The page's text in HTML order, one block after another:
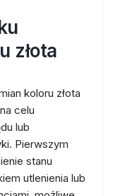
złota
koloru złota
celu
lub
Pierwszym
stanu
utlenienia lub